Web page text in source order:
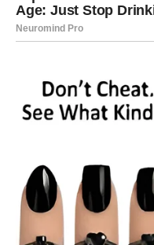
samopouzdanje.
Pred vama je jedan od
ste dugo težili. Ljubavni
a slobodni Lavovi mogli
ozbiljan potencijal.